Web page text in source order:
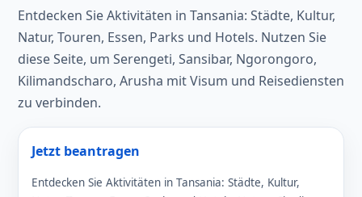
Entdecken Sie Aktivitäten in Tansania: Städte, Kultur,
Natur, Touren, Essen, Parks und Hotels. Nutzen Sie
diese Seite, um Serengeti, Sansibar, Ngorongoro,
Kilimandscharo, Arusha mit Visum und Reisediensten
zu verbinden.
Jetzt beantragen
Entdecken Sie Aktivitäten in Tansania: Städte, Kultur,